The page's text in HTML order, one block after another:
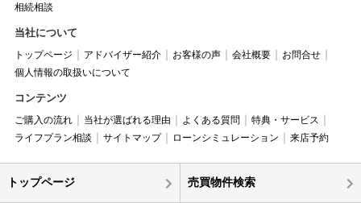
相続相談
当社について
トップページ アドバイザー紹介 お客様の声 会社概要
お問合せ
個人情報の取扱いについて
コンテンツ
ご購入の流れ 当社が選ばれる理由 よくある質問
特典・サービス
ライフプラン相談
サイトマップ ローンシミュレーション 来店予約
トップページ 売買物件検索